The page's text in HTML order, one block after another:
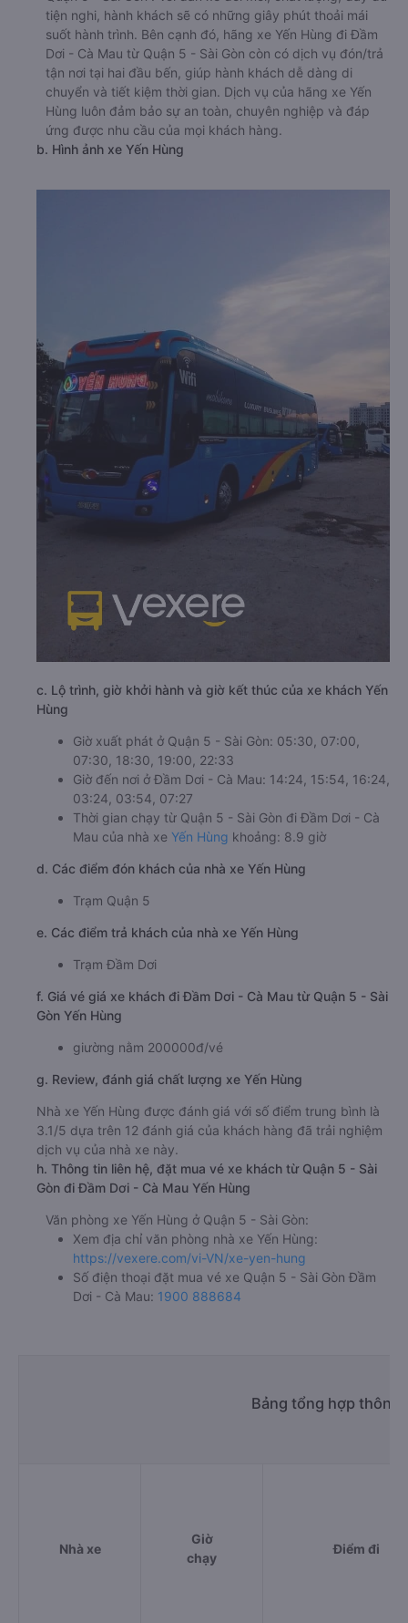
tiện nghi, hành khách sẽ có những giây phút thoải mái
suốt hành trình. Bên cạnh đó, hãng xe Yến Hùng đi Đầm
Dơi - Cà Mau từ Quận 5 - Sài Gòn còn có dịch vụ đón/trả
tận nơi tại hai đầu bến, giúp hành khách dễ dàng di
chuyển và tiết kiệm thời gian. Dịch vụ của hãng xe Yến
Hùng luôn đảm bảo sự an toàn, chuyên nghiệp và đáp
ứng được nhu cầu của mọi khách hàng.
b. Hình ảnh xe Yến Hùng
c. Lộ trình, giờ khởi hành và giờ kết thúc của xe khách Yến
Hùng
Giờ xuất phát ở Quận 5 - Sài Gòn: 05:30, 07:00,
07:30, 18:30, 19:00, 22:33
Giờ đến nơi ở Đầm Dơi - Cà Mau: 14:24, 15:54, 16:24,
03:24, 03:54, 07:27
Thời gian chạy từ Quận 5 - Sài Gòn đi Đầm Dơi - Cà
Mau của nhà xe Yến Hùng khoảng: 8.9 giờ
d. Các điểm đón khách của nhà xe Yến Hùng
Trạm Quận 5
e. Các điểm trả khách của nhà xe Yến Hùng
Trạm Đầm Dơi
f. Giá vé giá xe khách đi Đầm Dơi - Cà Mau từ Quận 5 - Sài
Gòn Yến Hùng
giường nằm 200000đ/vé
g. Review, đánh giá chất lượng xe Yến Hùng
Nhà xe Yến Hùng được đánh giá với số điểm trung bình là
3.1/5 dựa trên 12 đánh giá của khách hàng đã trải nghiệm
dịch vụ của nhà xe này.
h. Thông tin liên hệ, đặt mua vé xe khách từ Quận 5 - Sài
Gòn đi Đầm Dơi - Cà Mau Yến Hùng
Văn phòng xe Yến Hùng ở Quận 5 - Sài Gòn:
Xem địa chỉ văn phòng nhà xe Yến Hùng:
https://vexere.com/vi-VN/xe-yen-hung
Số điện thoại đặt mua vé xe Quận 5 - Sài Gòn Đầm
Dơi - Cà Mau: 1900 888684
Bảng tổng hợp thông
Nhà xe
Giờ
chạy
Điểm đi